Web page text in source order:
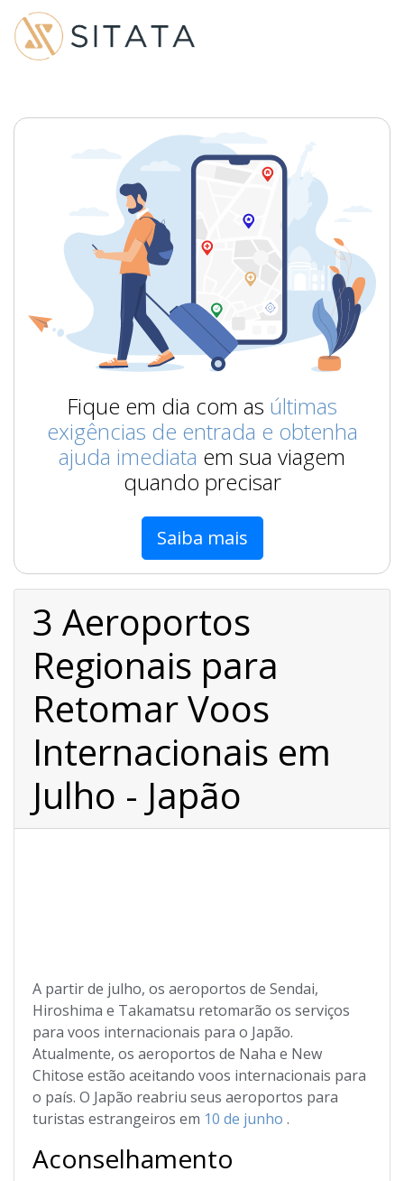
Fique em dia com as últimas
exigências de entrada e obtenha
ajuda imediata em sua viagem
quando precisar
Saiba mais
3 Aeroportos
Regionais para
Retomar Voos
Internacionais em
Julho - Japão
A partir de julho, os aeroportos de Sendai,
Hiroshima e Takamatsu retomarão os serviços
para voos internacionais para o Japão.
Atualmente, os aeroportos de Naha e New
Chitose estão aceitando voos internacionais para
o país. O Japão reabriu seus aeroportos para
turistas estrangeiros em 10 de junho .
Aconselhamento